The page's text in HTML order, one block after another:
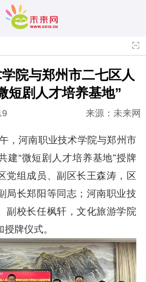
院与郑州市二七区人
短剧人才培养基地”
来源：未来网
，河南职业技术学院与郑州市
建“微短剧人才培养基地”授牌
党组成员、副区长王森涛，区
局长郑阳等同志；河南职业技
副校长任枫轩，文化旅游学院
牌仪式。